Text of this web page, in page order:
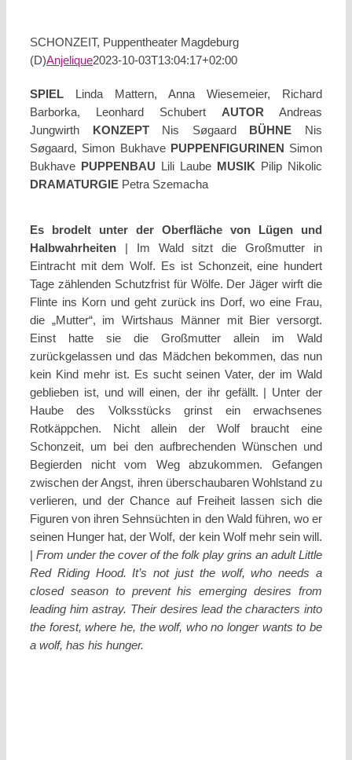
SCHONZEIT, Puppentheater Magdeburg
(D)Anjelique2023-10-03T13:04:17+02:00
SPIELLinda Mattern, Anna Wiesemeier, Richard
Barborka, Leonhard Schubert AUTOR Andreas
Jungwirth KONZEPTNis Søgaard BÜHNE Nis
Søgaard, Simon Bukhave PUPPENFIGURINEN Simon
Bukhave PUPPENBAU Lili Laube MUSIK Pilip Nikolic
DRAMATURGIEPetra Szemacha
Es brodelt unter der Oberfläche von Lügen und
Halbwahrheiten| Im Wald sitzt die Großmutter in
Eintracht mit dem Wolf. Es ist Schonzeit, eine hundert
Tage zählenden Schutzfrist für Wölfe. Der Jäger wirft die
Flinte ins Korn und geht zurück ins Dorf, wo eine Frau,
die „Mutter“, im Wirtshaus Männer mit Bier versorgt.
Einst hatte sie die Großmutter allein im Wald
zurückgelassen und das Mädchen bekommen, das nun
kein Kind mehr ist. Es sucht seinen Vater, der im Wald
geblieben ist, und will einen, der ihr gefällt. | Unter der
Haube des Volksstücks grinst ein erwachsenes
Rotkäppchen. Nicht allein der Wolf braucht eine
Schonzeit, um bei den aufbrechenden Wünschen und
Begierden nicht vom Weg abzukommen. Gefangen
zwischen der Angst, ihren überschaubaren Wohlstand zu
verlieren, und der Chance auf Freiheit lassen sich die
Figuren von ihren Sehnsüchten in den Wald führen, wo er
seinen Hunger hat, der Wolf, der kein Wolf mehr sein will.
| From under the cover of the folk play grins an adult Little
Red Riding Hood. It’s not just the wolf, who needs a
closed season to prevent his emerging desires from
leading him astray. Their desires lead the characters into
the forest, where he, the wolf, who no longer wants to be
a wolf, has his hunger.